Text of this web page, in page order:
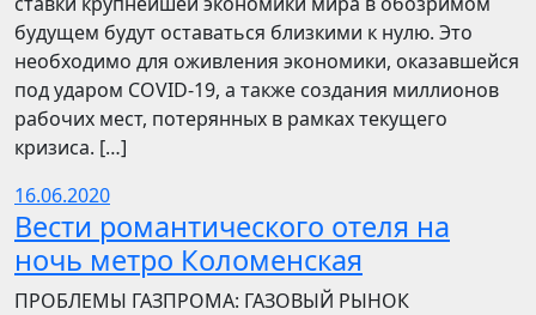
будущем будут оставаться близкими к нулю. Это
необходимо для оживления экономики, оказавшейся
под ударом COVID-19, а также создания миллионов
рабочих мест, потерянных в рамках текущего
кризиса. […]
16.06.2020
Вести романтического отеля на
ночь метро Коломенская
ПРОБЛЕМЫ ГАЗПРОМА: ГАЗОВЫЙ РЫНОК